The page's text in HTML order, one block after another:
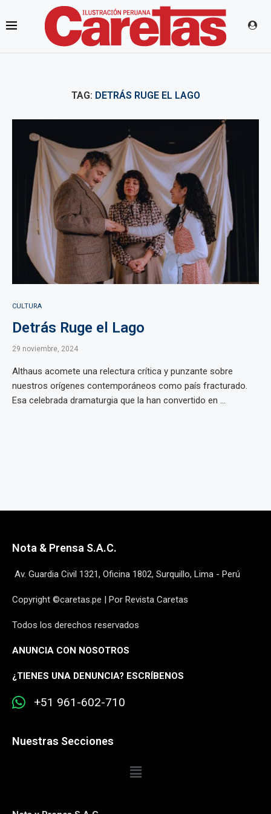
TAG: DETRÁS RUGE EL LAGO
CULTURA
Detrás Ruge el Lago
29 noviembre, 2024
Althaus acomete una relectura crítica y punzante sobre
nuestros orígenes contemporáneos como país fracturado.
Esa celebrada dramaturgia que la han convertido en ...
Nota & Prensa S.A.C.
Av. Guardia Civil 1321, Oficina 1802, Surquillo, Lima - Perú
Copyright ©caretas.pe | Por Revista Caretas
Todos los derechos reservados
ANUNCIA CON NOSOTROS
¿TIENES UNA DENUNCIA? ESCRÍBENOS
+51 961-602-710
Nuestras Secciones